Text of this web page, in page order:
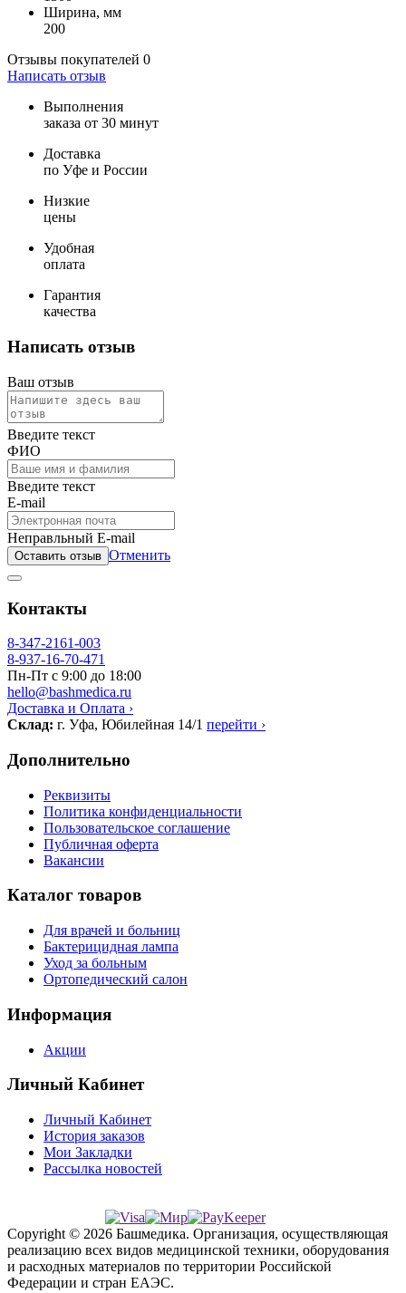
Ширина, мм
200
Отзывы покупателей 0
Написать отзыв
Выполнения
заказа от 30 минут
Доставка
по Уфе и России
Низкие
цены
Удобная
оплата
Гарантия
качества
Написать отзыв
Ваш отзыв
Введите текст
ФИО
Введите текст
E-mail
Неправльный E-mail
Оставить отзыв Отменить
Контакты
8-347-2161-003
8-937-16-70-471
Пн-Пт с 9:00 до 18:00
hello@bashmedica.ru
Доставка и Оплата ›
Склад: г. Уфа, Юбилейная 14/1 перейти ›
Дополнительно
Реквизиты
Политика конфиденциальности
Пользовательское соглашение
Публичная оферта
Вакансии
Каталог товаров
Для врачей и больниц
Бактерицидная лампа
Уход за больным
Ортопедический салон
Информация
Акции
Личный Кабинет
Личный Кабинет
История заказов
Мои Закладки
Рассылка новостей
Copyright © 2026 Башмедика. Организация, осуществляющая
реализацию всех видов медицинской техники, оборудования
и расходных материалов по территории Российской
Федерации и стран ЕАЭС.